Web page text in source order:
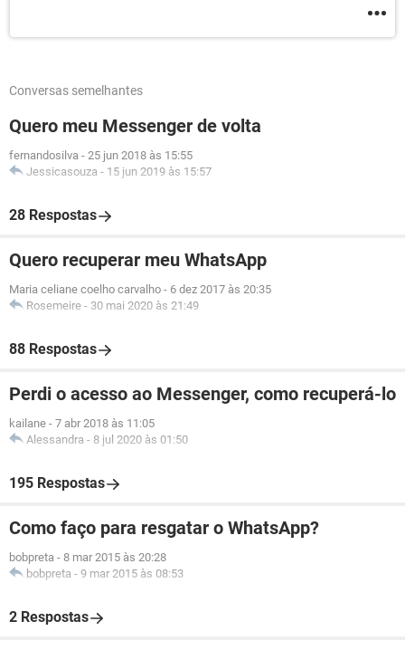
Conversas semelhantes
Quero meu Messenger de volta
fernandosilva - 25 jun 2018 às 15:55
Jessicasouza - 15 jun 2019 às 15:57
28 Respostas
Quero recuperar meu WhatsApp
Maria celiane coelho carvalho - 6 dez 2017 às 20:35
Rosemeire - 30 mai 2020 às 21:49
88 Respostas
Perdi o acesso ao Messenger, como recuperá-lo
kailane - 7 abr 2018 às 11:05
Alessandra - 8 jul 2020 às 01:50
195 Respostas
Como faço para resgatar o WhatsApp?
bobpreta - 8 mar 2015 às 20:28
bobpreta - 9 mar 2015 às 08:53
2 Respostas